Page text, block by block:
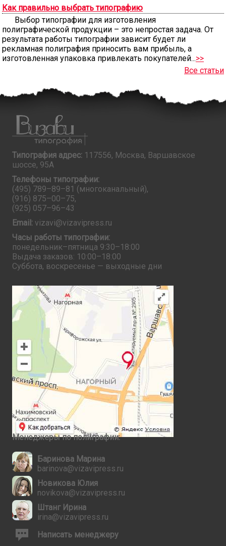
Как правильно выбрать типографию
Выбор типографии для изготовления
полиграфической продукции – это непростая задача. От
результата работы типографии зависит будет ли
рекламная полиграфия приносить вам прибыль, а
изготовленная упаковка привлекать покупателей...>>
Все статьи
Типография адрес: 117556, Москва, Варшавское
шоссе, 95А
Телефоны типографии:
(495) 789–89–81 (многоканальный),
(916) 875–00–75,
(925) 057–96–43
Email: vizavi@vizavipress.ru
Часы работы типографии:
понедельник–пятница 9:30–18:00
Выдача заказов: 10:00–18:00
Суббота, воскресенье — выходные дни
Менеджеры по полиграфии:
Баринова Марина
barinova@vizavipress.ru
Новикова Юлия
novikova@vizavipress.ru
Штанг Ирина
irina@vizavipress.ru
Написать менеджеру